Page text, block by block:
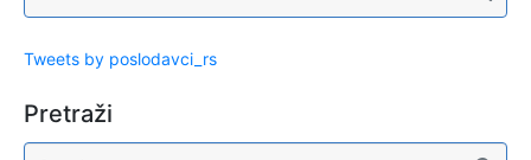
Tweets by poslodavci_rs
Pretraži